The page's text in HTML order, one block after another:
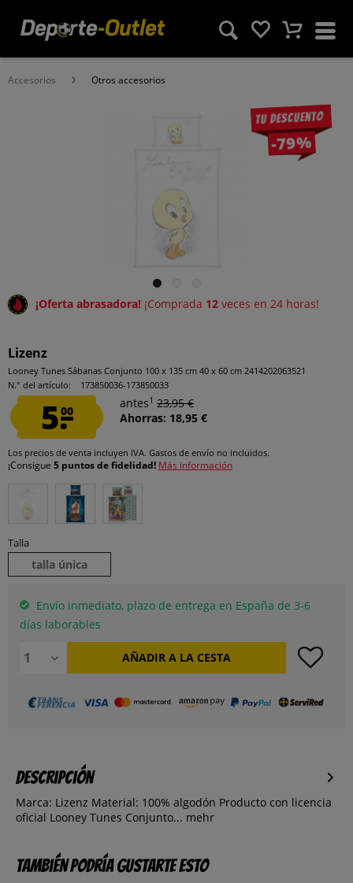
Accesorios Otros accesorios
Tu descuento
-79%
¡Oferta abrasadora! ¡Comprada 12 veces en 24 horas!
Lizenz
Looney Tunes Sábanas Conjunto 100 x 135 cm 40 x 60 cm 2414202063521
N.° del artículo:
173850036-173850033
5.00
antes1 23,95 €
Ahorras: 18,95 €
Los precios de venta incluyen IVA. Gastos de envío no incluidos.
¡Consigue 5 puntos de fidelidad! Más información
Talla
talla única
Envío inmediato, plazo de entrega en España de 3-6
días laborables
AÑADIR A LA CESTA
Descripción
Marca: Lizenz Material: 100% algodón Producto con licencia
oficial Looney Tunes Conjunto... mehr
También podría gustarte esto